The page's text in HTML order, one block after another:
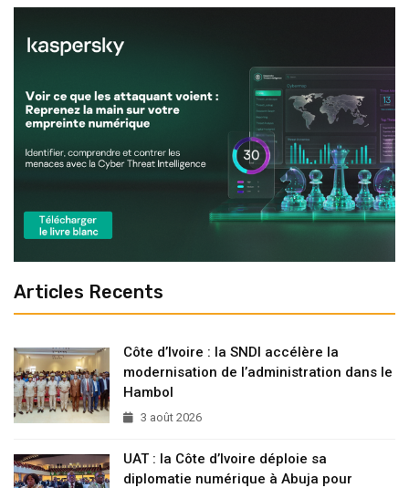
Articles Recents
Côte d’Ivoire : la SNDI accélère la
modernisation de l’administration dans le
Hambol
3 août 2026
UAT : la Côte d’Ivoire déploie sa
diplomatie numérique à Abuja pour